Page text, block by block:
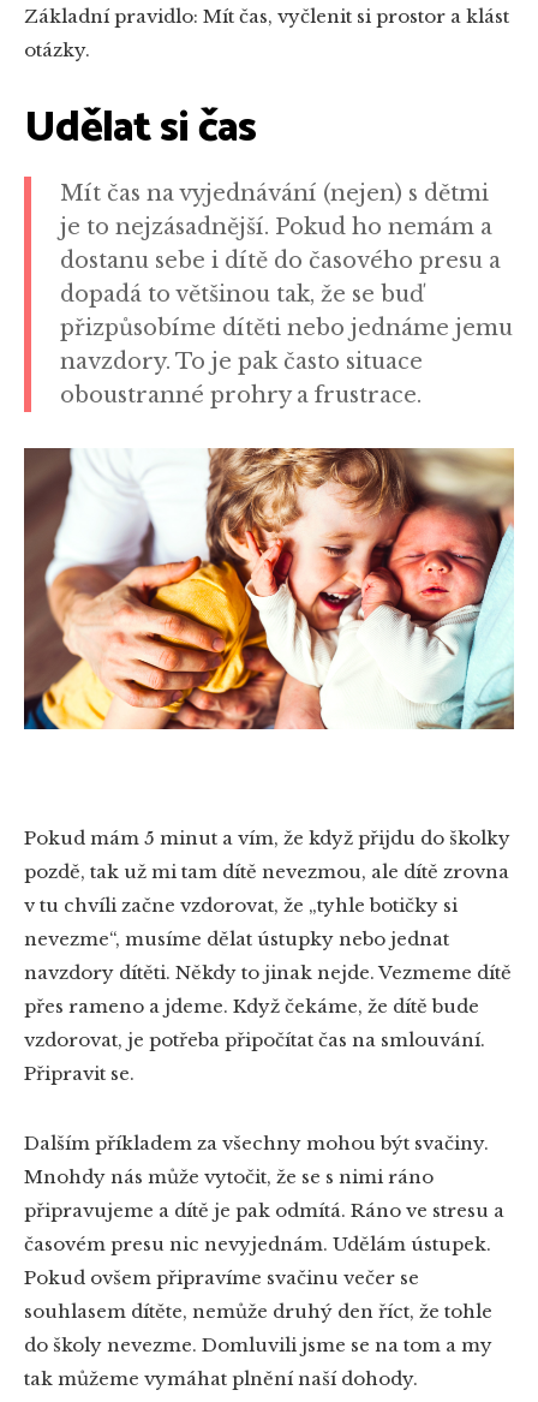
Základní pravidlo: Mít čas, vyčlenit si prostor a klást
otázky.
Udělat si čas
Mít čas na vyjednávání (nejen) s dětmi
je to nejzásadnější. Pokud ho nemám a
dostanu sebe i dítě do časového presu a
dopadá to většinou tak, že se buď
přizpůsobíme dítěti nebo jednáme jemu
navzdory. To je pak často situace
oboustranné prohry a frustrace.
Pokud mám 5 minut a vím, že když přijdu do školky
pozdě, tak už mi tam dítě nevezmou, ale dítě zrovna
v tu chvíli začne vzdorovat, že „tyhle botičky si
nevezme“, musíme dělat ústupky nebo jednat
navzdory dítěti. Někdy to jinak nejde. Vezmeme dítě
přes rameno a jdeme. Když čekáme, že dítě bude
vzdorovat, je potřeba připočítat čas na smlouvání.
Připravit se.
Dalším příkladem za všechny mohou být svačiny.
Mnohdy nás může vytočit, že se s nimi ráno
připravujeme a dítě je pak odmítá. Ráno ve stresu a
časovém presu nic nevyjednám. Udělám ústupek.
Pokud ovšem připravíme svačinu večer se
souhlasem dítěte, nemůže druhý den říct, že tohle
do školy nevezme. Domluvili jsme se na tom a my
tak můžeme vymáhat plnění naší dohody.